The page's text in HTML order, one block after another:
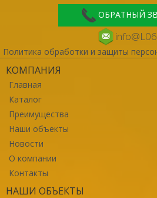
ОБРАТНЫЙ
Политика обработки и защиты
КОМПАНИЯ
Главная
Каталог
Преимущества
Наши объекты
Новости
О компании
Контакты
НАШИ ОБЪЕКТЫ